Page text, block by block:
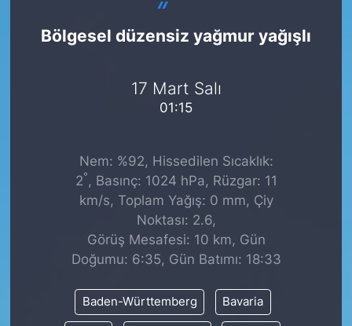
Bölgesel düzensiz yağmur yağışlı
17 Mart Salı
01:15
Nem: %92, Hissedilen Sıcaklık:
2° , Basınç: 1024 hPa, Rüzgar: 11
km/s, Toplam Yağış: 0 mm, Çiy
Noktası: 2.6,
Görüş Mesafesi: 10 km, Gün
Doğumu: 6:35, Gün Batımı: 18:33
Baden-Württemberg Bavaria